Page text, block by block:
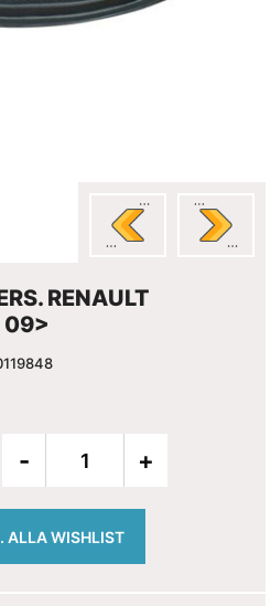
RENAULT
09>
ALLA WISHLIST